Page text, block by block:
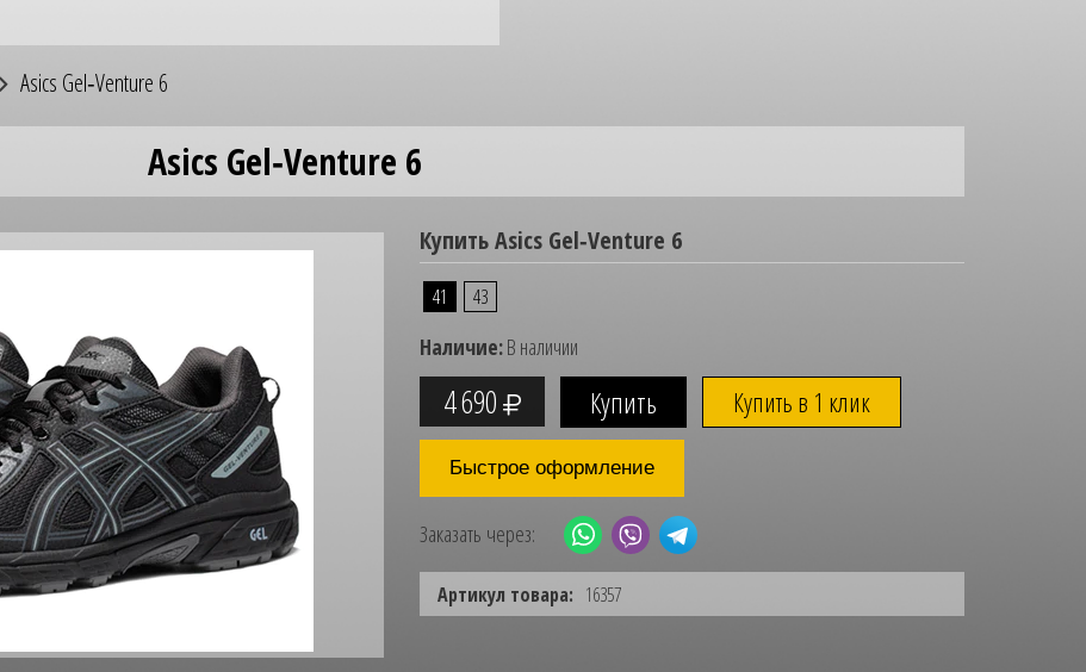
Asics Gel‑Venture 6
Asics Gel‑Venture 6
Купить Asics Gel‑Venture 6
41 43
Наличие:В наличии
4 690 Купить в 1 клик
Быстрое оформление
Заказать через:
Артикул товара: 16357